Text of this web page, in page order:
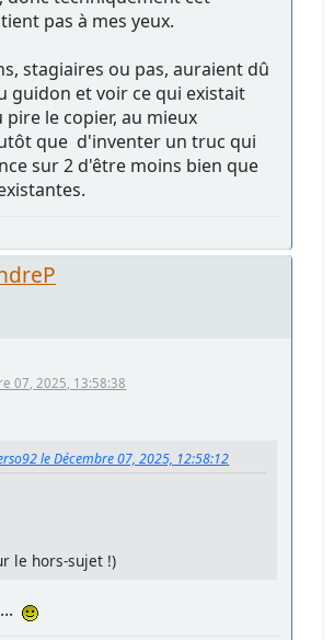
pas à mes yeux.
stagiaires ou pas, auraient dû
guidon et voir ce qui existait
pire le copier, au mieux
que d'inventer un truc qui
sur 2 d'être moins bien que
07, 2025, 13:58:38
le Décembre 07, 2025, 12:58:12
le hors-sujet !)